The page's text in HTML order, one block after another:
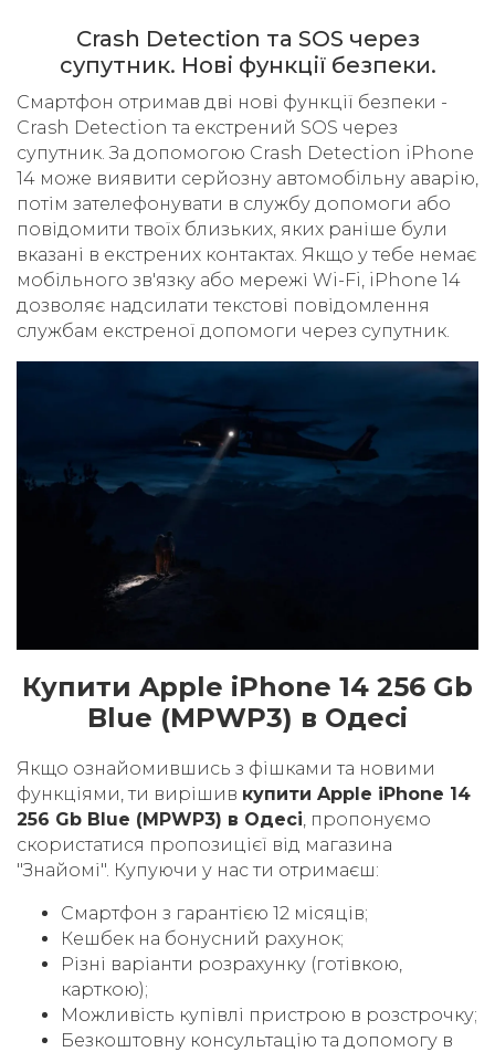
Crash Detection та SOS через
супутник. Нові функції безпеки.
Смартфон отримав дві нові функції безпеки -
Crash Detection та екстрений SOS через
супутник. За допомогою Crash Detection iPhone
14 може виявити серйозну автомобільну аварію,
потім зателефонувати в службу допомоги або
повідомити твоїх близьких, яких раніше були
вказані в екстрених контактах. Якщо у тебе немає
мобільного зв'язку або мережі Wi-Fi, iPhone 14
дозволяє надсилати текстові повідомлення
службам екстреної допомоги через супутник.
Купити Apple iPhone 14 256 Gb
Blue (MPWP3) в Одесі
Якщо ознайомившись з фішками та новими
функціями, ти вирішив купити Apple iPhone 14
256 Gb Blue (MPWP3) в Одесі, пропонуємо
скористатися пропозицієї від магазина
"Знайомі". Купуючи у нас ти отримаєш:
Смартфон з гарантією 12 місяців;
Кешбек на бонусний рахунок;
Різні варіанти розрахунку (готівкою,
карткою);
Можливість купівлі пристрою в розстрочку;
Безкоштовну консультацію та допомогу в